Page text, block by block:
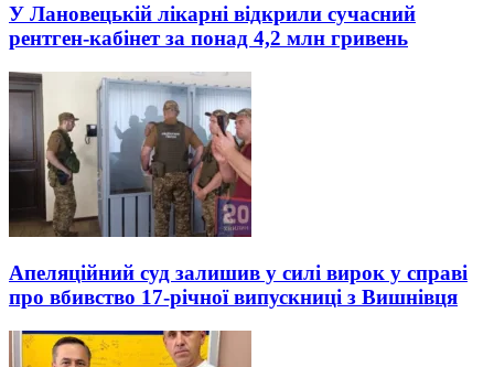
У Лановецькій лікарні відкрили сучасний
рентген-кабінет за понад 4,2 млн гривень
Апеляційний суд залишив у силі вирок у справі
про вбивство 17-річної випускниці з Вишнівця